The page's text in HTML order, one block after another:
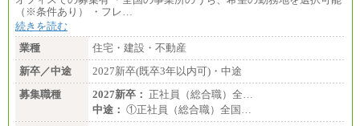
（※条件あり） ・フレ…
続きを読む
業種
住宅・建設・不動産
新卒／中途
2027新卒(既卒3年以内可)・中途
募集職種
2027新卒： 正社員（総合職）全…
中途： ①正社員（総合職）全国…